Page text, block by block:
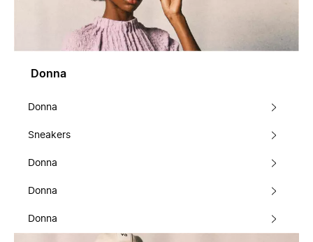
Donna
Donna
Sneakers
Donna
Donna
Donna